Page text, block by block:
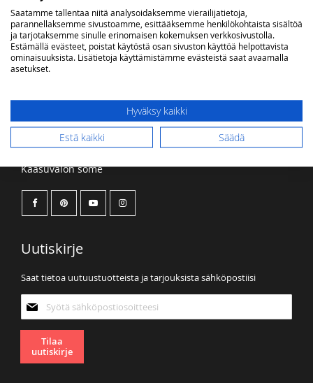
OMA TOIVELISTA
Sinulla ei ole tuotteita toivelistallasi.
Kaasuvalon some
Uutiskirje
Saat tietoa uutuustuotteista ja tarjouksista sähköpostiisi
uutiskirjeemme:
Tilaa
uutiskirje
Saatamme tallentaa niitä analysoidaksemme vierailijatietoja,
parannellaksemme sivustoamme, esittääksemme henkilökohtaista sisältöä
ja tarjotaksemme sinulle erinomaisen kokemuksen verkkosivustolla.
Estämällä evästeet, poistat käytöstä osan sivuston käyttöä helpottavista
ominaisuuksista. Lisätietoja käyttämistämme evästeistä saat avaamalla
asetukset.
Hyväksy kaikki
Estä kaikki
Säädä